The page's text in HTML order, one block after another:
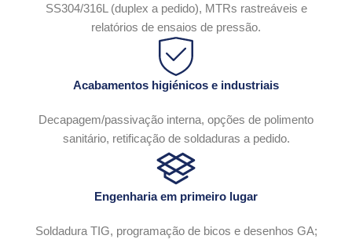
SS304/316L (duplex a pedido), MTRs rastreáveis e
relatórios de ensaios de pressão.
Acabamentos higiénicos e industriais
Decapagem/passivação interna, opções de polimento
sanitário, retificação de soldaduras a pedido.
Engenharia em primeiro lugar
Soldadura TIG, programação de bicos e desenhos GA;